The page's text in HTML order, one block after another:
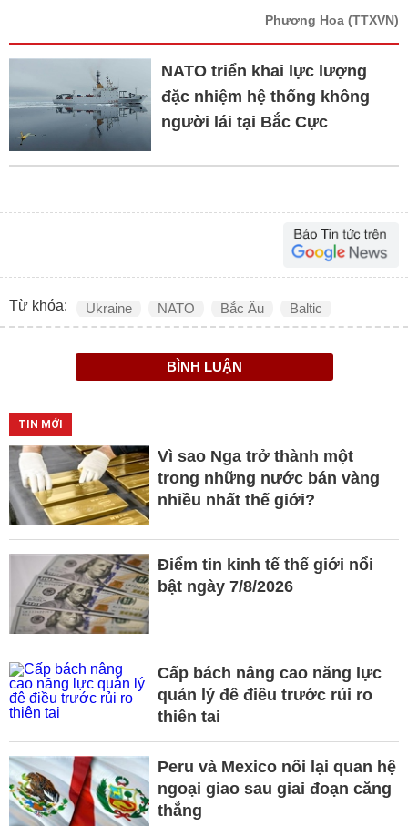
Phương Hoa (TTXVN)
NATO triển khai lực lượng
đặc nhiệm hệ thống không
người lái tại Bắc Cực
Từ khóa: Ukraine NATO Bắc Âu Baltic
BÌNH LUẬN
TIN MỚI
Vì sao Nga trở thành một
trong những nước bán vàng
nhiều nhất thế giới?
Điểm tin kinh tế thế giới nổi
bật ngày 7/8/2026
Cấp bách nâng cao năng lực
quản lý đê điều trước rủi ro
thiên tai
Peru và Mexico nối lại quan hệ
ngoại giao sau giai đoạn căng
thẳng